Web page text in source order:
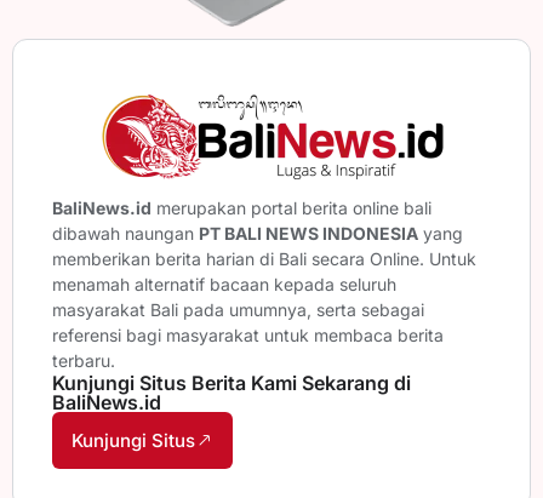
BaliNews.id merupakan portal berita online bali
dibawah naungan PT BALI NEWS INDONESIA yang
memberikan berita harian di Bali secara Online. Untuk
menamah alternatif bacaan kepada seluruh
masyarakat Bali pada umumnya, serta sebagai
referensi bagi masyarakat untuk membaca berita
terbaru.
Kunjungi Situs Berita Kami Sekarang di
BaliNews.id
Kunjungi Situs